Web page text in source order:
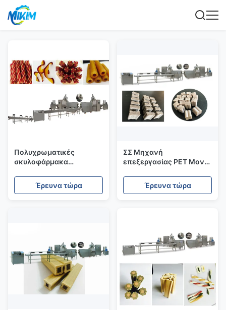
Πολυχρωματικές
σκυλοφάρμακα
ζωοτροφές για
κατοικίδια σνακ μηχανή
Έρευνα τώρα
ΣΣ Μηχανή
επεξεργασίας PET Μονή
επεξεργασία Παραγωγή
τσίχλας
Έρευνα τώρα